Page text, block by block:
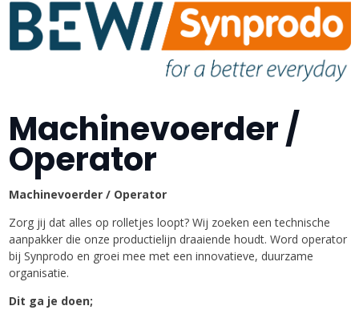
Machinevoerder /
Operator
Machinevoerder / Operator
Zorg jij dat alles op rolletjes loopt? Wij zoeken een technische
aanpakker die onze productielijn draaiende houdt. Word operator
bij Synprodo en groei mee met een innovatieve, duurzame
organisatie.
Dit ga je doen;